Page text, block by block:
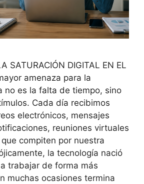
SATURACIÓN DIGITAL EN EL
amenaza para la
no es la falta de tiempo, sino
Cada día recibimos
electrónicos, mensajes
reuniones virtuales
compiten por nuestra
la tecnología nació
trabajar de forma más
muchas ocasiones termina